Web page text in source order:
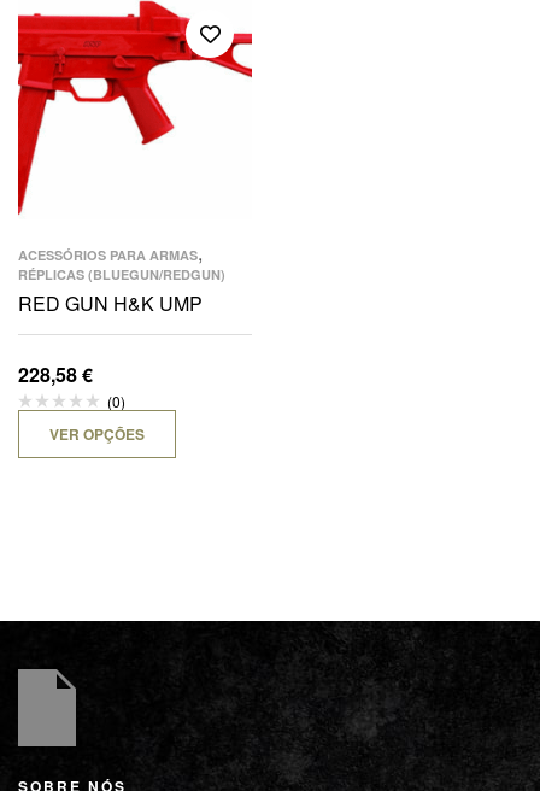
ACESSÓRIOS PARA ARMAS,
RÉPLICAS (BLUEGUN/REDGUN)
RED GUN H&K UMP
228,58€
(0)
VER OPÇÕES
SOBRE NÓS